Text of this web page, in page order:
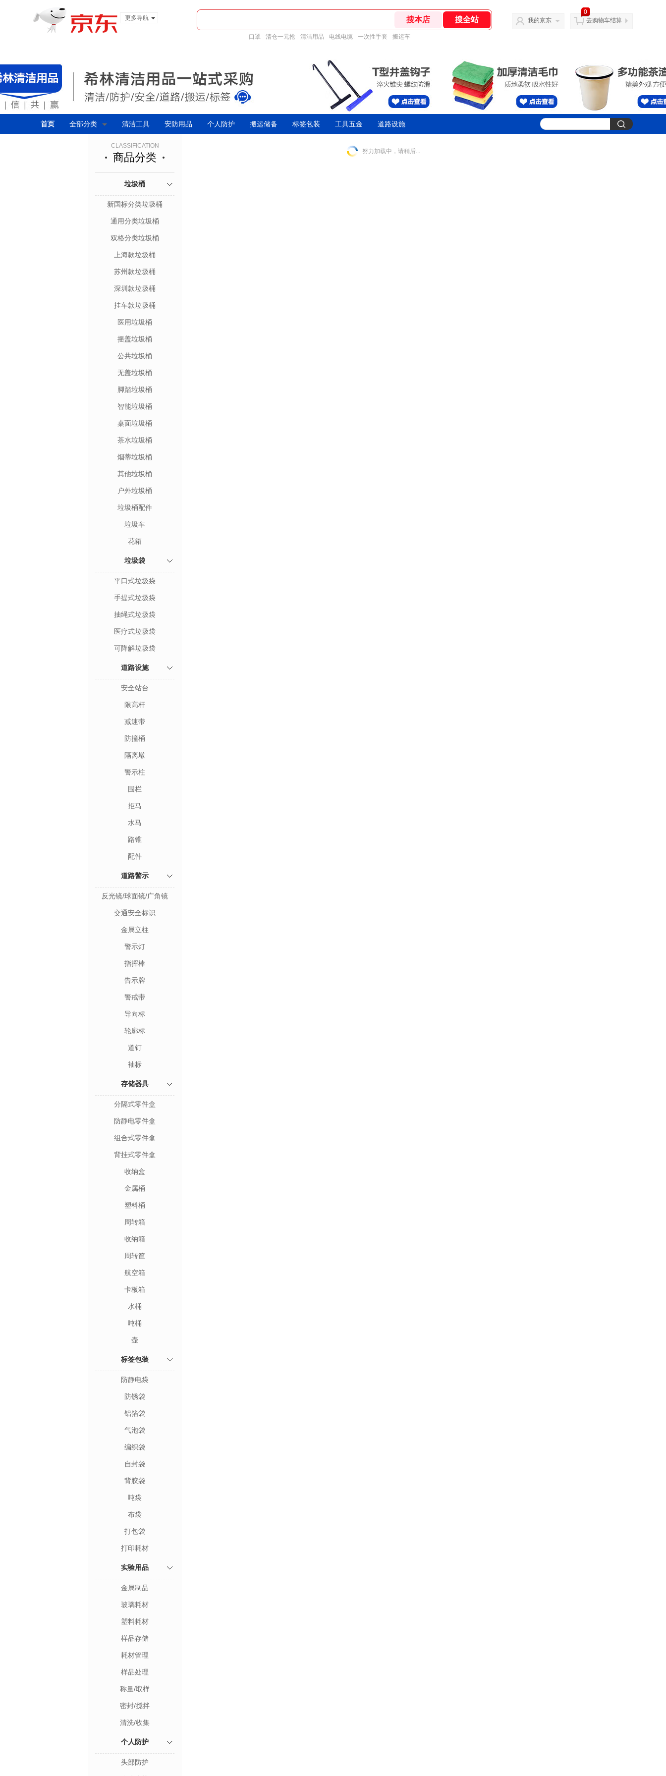
更多导航
口罩 清仓一元抢 清洁用品 电线电缆 一次性手套 搬运车
我的京东
0
去购物车结算
首页 全部分类 清洁工具 安防用品 个人防护 搬运储备 标签包装 工具五金 道路设施
CLASSIFICATION
商品分类
垃圾桶
新国标分类垃圾桶
通用分类垃圾桶
双格分类垃圾桶
上海款垃圾桶
苏州款垃圾桶
深圳款垃圾桶
挂车款垃圾桶
医用垃圾桶
摇盖垃圾桶
公共垃圾桶
无盖垃圾桶
脚踏垃圾桶
智能垃圾桶
桌面垃圾桶
茶水垃圾桶
烟蒂垃圾桶
其他垃圾桶
户外垃圾桶
垃圾桶配件
垃圾车
花箱
垃圾袋
平口式垃圾袋
手提式垃圾袋
抽绳式垃圾袋
医疗式垃圾袋
可降解垃圾袋
道路设施
安全站台
限高杆
减速带
防撞桶
隔离墩
警示柱
围栏
拒马
水马
路锥
配件
道路警示
反光镜/球面镜/广角镜
交通安全标识
金属立柱
警示灯
指挥棒
告示牌
警戒带
导向标
轮廓标
道钉
袖标
存储器具
分隔式零件盒
防静电零件盒
组合式零件盒
背挂式零件盒
收纳盒
金属桶
塑料桶
周转箱
收纳箱
周转筐
航空箱
卡板箱
水桶
吨桶
壶
标签包装
防静电袋
防锈袋
铝箔袋
气泡袋
编织袋
自封袋
背胶袋
吨袋
布袋
打包袋
打印耗材
实验用品
金属制品
玻璃耗材
塑料耗材
样品存储
耗材管理
样品处理
称量/取样
密封/搅拌
清洗/收集
个人防护
头部防护
努力加载中，请稍后...